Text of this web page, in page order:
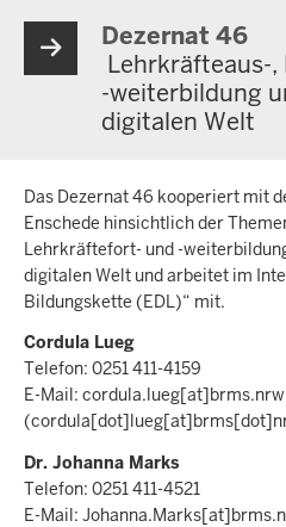
Dezernat 46
Lehrkräfteaus-
-weiterbildung
digitalen Welt
Das Dezernat 46 kooperiert mit
Enschede hinsichtlich der
Lehrkräftefort- und -
digitalen Welt und arbeitet im
Bildungskette (EDL)“ mit.
Cordula Lueg
Telefon: 0251 411-4159
E-Mail: cordula.lueg[at]
Dr. Johanna Marks
Telefon: 0251 411-4521
E-Mail: Johanna.Marks[at]